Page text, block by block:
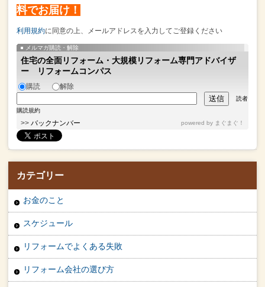
料でお届け！
利用規約に同意の上、メールアドレスを入力してご登録ください
メルマガ購読・解除
住宅の全面リフォーム・大規模リフォーム専門アドバイザ
ー リフォームコンパス
購読 解除
読者
購読規約
>> バックナンバー powered by まぐまぐ！
カテゴリー
お金のこと
スケジュール
リフォームでよくある失敗
リフォーム会社の選び方